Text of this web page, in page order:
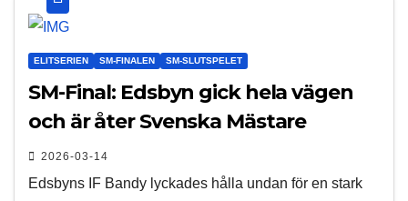
ELITSERIEN SM-FINALEN SM-SLUTSPELET
SM-Final: Edsbyn gick hela vägen
och är åter Svenska Mästare
2026-03-14
Edsbyns IF Bandy lyckades hålla undan för en stark